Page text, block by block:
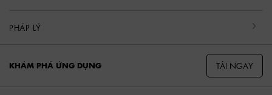
PHÁP LÝ
KHÁM PHÁ ỨNG DỤNG TẢI NGAY